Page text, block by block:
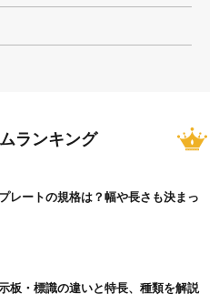
ランキング
レートの規格は？幅や長さも決まっ
板・標識の違いと特長、種類を解説